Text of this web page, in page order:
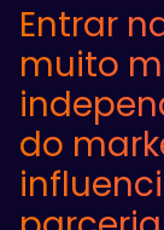
Entrar
muito
do